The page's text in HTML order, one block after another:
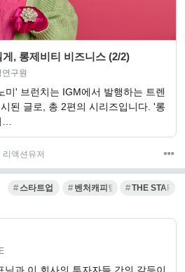
, 롱제비티 비즈니스 (2/2)
구원
' 브런치는 IGM에서 발행하는 트렌
된 글로, 총 2편의 시리즈입니다. '롱
리액션유저
스타트업 벤처캐피털 THE